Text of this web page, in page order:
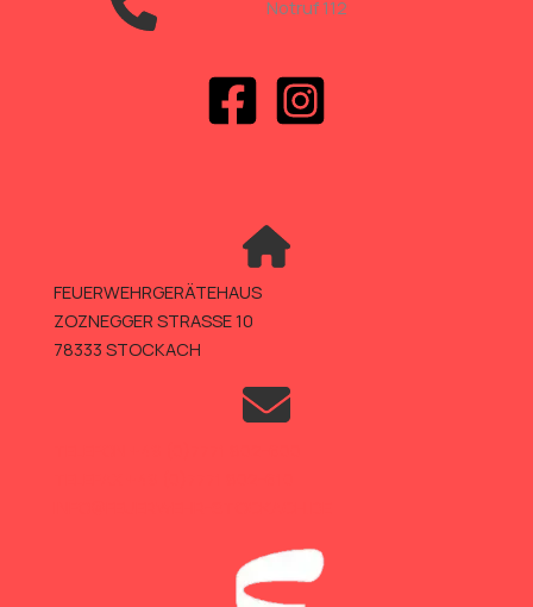
Notruf 112
FEUERWEHRGERÄTEHAUS
ZOZNEGGER STRASSE 10
78333 STOCKACH